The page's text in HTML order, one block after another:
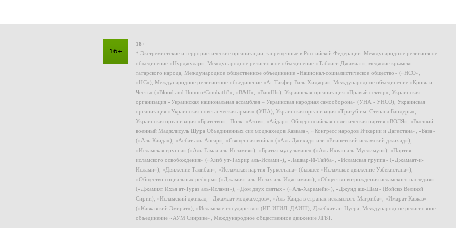
18+
* Экстремистские и террористические организации, запрещенные в Российской Федерации: Международное религиозное
объединение «Нурджулар», Международное религиозное объединение «Таблиги Джамаат», меджлис крымско-
татарского народа, Международное общественное объединение «Национал-социалистическое общество» («НСО»,
«НС»), Международное религиозное объединение «Ат-Такфир Валь-Хиджра», Международное объединение «Кровь и
Честь» («Blood and Honour/Combat18», «B&H», «BandH»), Украинская организация «Правый сектор», Украинская
организация «Украинская национальная ассамблея – Украинская народная самооборона» (УНА - УНСО), Украинская
организация «Украинская повстанческая армия» (УПА), Украинская организация «Тризуб им. Степана Бандеры»,
Украинская организация «Братство», Полк «Азов», «Айдар», Общероссийская политическая партия «ВОЛЯ», «Высший
военный Маджлисуль Шура Объединенных сил моджахедов Кавказа», «Конгресс народов Ичкерии и Дагестана», «База»
(«Аль-Каида»), «Асбат аль-Ансар», «Священная война» («Аль-Джихад» или «Египетский исламский джихад»),
«Исламская группа» («Аль-Гамаа аль-Исламия»), «Братья-мусульмане» («Аль-Ихван аль-Муслимун»), «Партия
исламского освобождения» («Хизб ут-Тахрир аль-Ислами»), «Лашкар-И-Тайба», «Исламская группа» («Джамаат-и-
Ислами»), «Движение Талибан», «Исламская партия Туркестана» (бывшее «Исламское движение Узбекистана»),
«Общество социальных реформ» («Джамият аль-Ислах аль-Иджтимаи»), «Общество возрождения исламского наследия»
(«Джамият Ихья ат-Тураз аль-Ислами»), «Дом двух святых» («Аль-Харамейн»), «Джунд аш-Шам» (Войско Великой
Сирии), «Исламский джихад – Джамаат моджахедов», «Аль-Каида в странах исламского Магриба», «Имарат Кавказ»
(«Кавказский Эмират»), «Исламское государство» (ИГ, ИГИЛ, ДАИШ), Джебхат ан-Нусра, Международное религиозное
объединение «АУМ Синрике», Международное общественное движение ЛГБТ.